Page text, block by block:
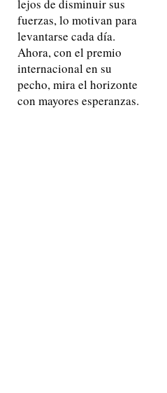
lejos de disminuir sus
fuerzas, lo motivan para
levantarse cada día.
Ahora, con el premio
internacional en su
pecho, mira el horizonte
con mayores esperanzas.